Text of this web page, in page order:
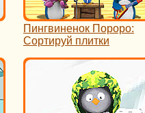
Пингвиненок Пороро:
Сортируй плитки